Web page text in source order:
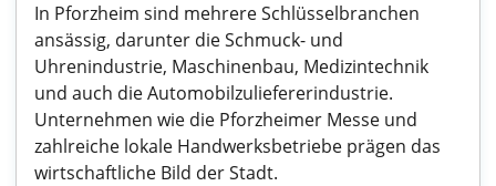
In Pforzheim sind mehrere Schlüsselbranchen
ansässig, darunter die Schmuck- und
Uhrenindustrie, Maschinenbau, Medizintechnik
und auch die Automobilzuliefererindustrie.
Unternehmen wie die Pforzheimer Messe und
zahlreiche lokale Handwerksbetriebe prägen das
wirtschaftliche Bild der Stadt.